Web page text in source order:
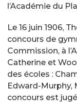
l’Académie du
Le 16 juin 1906,
concours de
Commission, à
Catherine et
des écoles :
Edward-Murphy,
concours est